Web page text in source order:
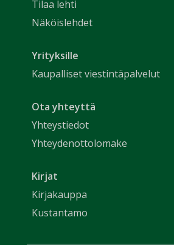
Tilaa lehti
Näköislehdet
Yrityksille
Kaupalliset viestintäpalvelut
Ota yhteyttä
Yhteystiedot
Yhteydenottolomake
Kirjat
Kirjakauppa
Kustantamo